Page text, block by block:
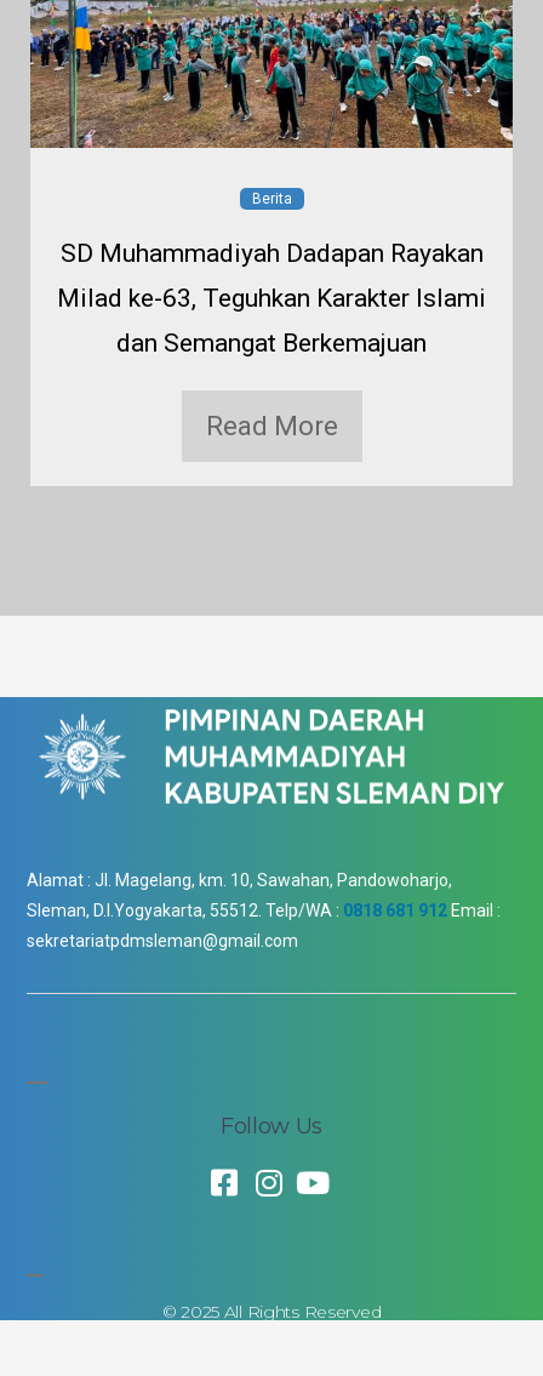
Berita
SD Muhammadiyah Dadapan Rayakan
Milad ke-63, Teguhkan Karakter Islami
dan Semangat Berkemajuan
Read More
Alamat :Jl. Magelang, km. 10, Sawahan, Pandowoharjo,
Sleman, D.I.Yogyakarta, 55512. Telp/WA : 0818 681 912 Email :
sekretariatpdmsleman@gmail.com
Follow Us
© 2025 All Rights Reserved